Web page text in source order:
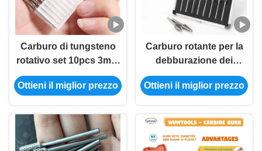
Carburo di tungsteno
rotativo set 10pcs 3mm
Shank Tverdoesplvne
borfresi
Ottieni il miglior prezzo
Carburo rotante per la
debburazione dei
metalli
Ottieni il miglior prezzo